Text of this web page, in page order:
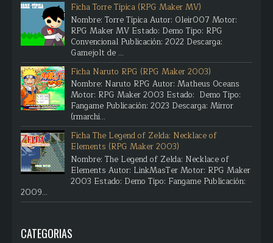
Ficha Torre Típica (RPG Maker MV)
Nombre: Torre Típica Autor: Oleir007 Motor:
RPG Maker MV Estado: Demo Tipo: RPG
Convencional Publicación: 2022 Descarga:
Gamejolt de ...
Ficha Naruto RPG (RPG Maker 2003)
Nombre: Naruto RPG Autor: Matheus Oceans
Motor: RPG Maker 2003 Estado: Demo Tipo:
Fangame Publicación: 2023 Descarga: Mirror
(rmarchi...
Ficha The Legend of Zelda: Necklace of
Elements (RPG Maker 2003)
Nombre: The Legend of Zelda: Necklace of
Elements Autor: LinkMasTer Motor: RPG Maker
2003 Estado: Demo Tipo: Fangame Publicación:
2009...
CATEGORIAS